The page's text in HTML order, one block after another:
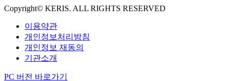
Copyright© KERIS. ALL RIGHTS RESERVED
이용약관
개인정보처리방침
개인정보 재동의
기관소개
PC 버전 바로가기